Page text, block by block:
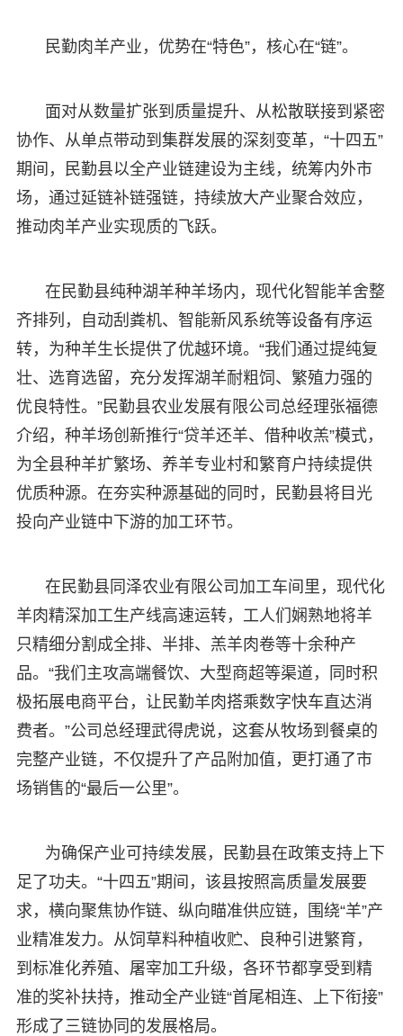
民勤肉羊产业，优势在“特色”，核心在“链”。
面对从数量扩张到质量提升、从松散联接到紧密
协作、从单点带动到集群发展的深刻变革，“十四五”
期间，民勤县以全产业链建设为主线，统筹内外市
场，通过延链补链强链，持续放大产业聚合效应，
推动肉羊产业实现质的飞跃。
在民勤县纯种湖羊种羊场内，现代化智能羊舍整
齐排列，自动刮粪机、智能新风系统等设备有序运
转，为种羊生长提供了优越环境。“我们通过提纯复
壮、选育选留，充分发挥湖羊耐粗饲、繁殖力强的
优良特性。”民勤县农业发展有限公司总经理张福德
介绍，种羊场创新推行“贷羊还羊、借种收羔”模式，
为全县种羊扩繁场、养羊专业村和繁育户持续提供
优质种源。在夯实种源基础的同时，民勤县将目光
投向产业链中下游的加工环节。
在民勤县同泽农业有限公司加工车间里，现代化
羊肉精深加工生产线高速运转，工人们娴熟地将羊
只精细分割成全排、半排、羔羊肉卷等十余种产
品。“我们主攻高端餐饮、大型商超等渠道，同时积
极拓展电商平台，让民勤羊肉搭乘数字快车直达消
费者。”公司总经理武得虎说，这套从牧场到餐桌的
完整产业链，不仅提升了产品附加值，更打通了市
场销售的“最后一公里”。
为确保产业可持续发展，民勤县在政策支持上下
足了功夫。“十四五”期间，该县按照高质量发展要
求，横向聚焦协作链、纵向瞄准供应链，围绕“羊”产
业精准发力。从饲草料种植收贮、良种引进繁育，
到标准化养殖、屠宰加工升级，各环节都享受到精
准的奖补扶持，推动全产业链“首尾相连、上下衔接”
形成了三链协同的发展格局。